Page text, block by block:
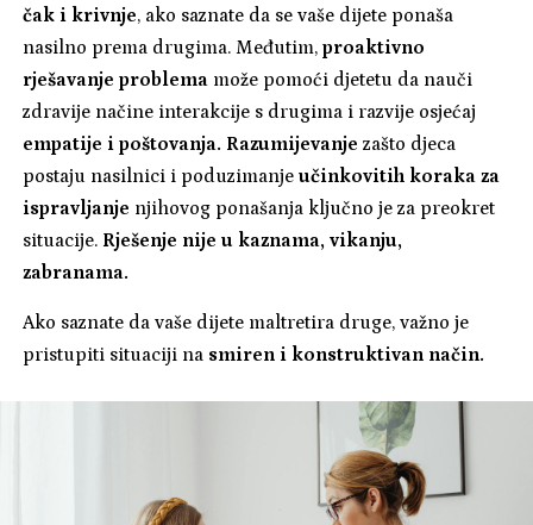
čak i krivnje, ako saznate da se vaše dijete ponaša
nasilno prema drugima. Međutim,proaktivno
rješavanje problema može pomoći djetetu da nauči
zdravije načine interakcije s drugima i razvije osjećaj
empatije i poštovanja. Razumijevanjezašto djeca
postaju nasilnici i poduzimanjeučinkovitih koraka za
ispravljanje njihovog ponašanja ključno je za preokret
situacije. Rješenje nije u kaznama, vikanju,
zabranama.
Ako saznate da vaše dijete maltretira druge, važno je
pristupiti situaciji na smiren i konstruktivan način.